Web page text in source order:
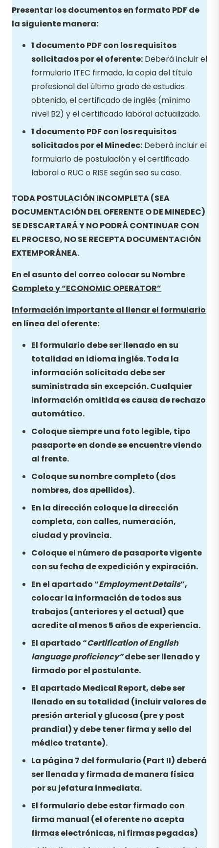
Presentar los documentos en formato PDF de
la siguiente manera:
1 documento PDF con los requisitos
solicitados por el oferente: Deberá incluir el
formulario ITEC firmado, la copia del título
profesional del último grado de estudios
obtenido, el certificado de inglés (mínimo
nivel B2) y el certificado laboral actualizado.
1 documento PDF con los requisitos
solicitados por el Minedec: Deberá incluir el
formulario de postulación y el certificado
laboral o RUC o RISE según sea su caso.
TODA POSTULACIÓN INCOMPLETA (SEA
DOCUMENTACIÓN DEL OFERENTE O DE MINEDEC)
SE DESCARTARÁ Y NO PODRÁ CONTINUAR CON
EL PROCESO, NO SE RECEPTA DOCUMENTACIÓN
EXTEMPORÁNEA.
En el asunto del correo colocar su Nombre
Completo y “ECONOMIC OPERATOR”
Información importante al llenar el formulario
en línea del oferente:
El formulario debe ser llenado en su
totalidad en idioma inglés. Toda la
información solicitada debe ser
suministrada sin excepción. Cualquier
información omitida es causa de rechazo
automático.
Coloque siempre una foto legible, tipo
pasaporte en donde se encuentre viendo
al frente.
Coloque su nombre completo (dos
nombres, dos apellidos).
En la dirección coloque la dirección
completa, con calles, numeración,
ciudad y provincia.
Coloque el número de pasaporte vigente
con su fecha de expedición y expiración.
En el apartado “Employment Details”,
colocar la información de todos sus
trabajos (anteriores y el actual) que
acredite al menos 5 años de experiencia.
El apartado “Certification of English
language proficiency”debe ser llenado y
firmado por el postulante.
El apartado Medical Report, debe ser
llenado en su totalidad (incluir valores de
presión arterial y glucosa (pre y post
prandial) y debe tener firma y sello del
médico tratante).
La página 7 del formulario (Part II) deberá
ser llenada y firmada de manera física
por su jefatura inmediata.
El formulario debe estar firmado con
firma manual (el oferente no acepta
firmas electrónicas, ni firmas pegadas)